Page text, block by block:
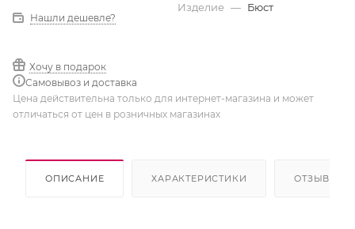
Нашли дешевле?
Хочу в подарок
Самовывоз и доставка
Изделие — Бюст
Цена действительна только для интернет-магазина и может
отличаться от цен в розничных магазинах
ОПИСАНИЕ ХАРАКТЕРИСТИКИ ОТЗЫВЫ